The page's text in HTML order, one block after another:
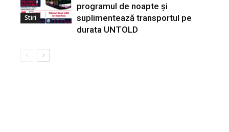
Stiri
programul de noapte și
suplimentează transportul pe
durata UNTOLD